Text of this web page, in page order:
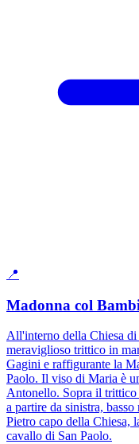
📍
Madonna col
All'interno della Chiesa di
meraviglioso trittico in
Gagini e raffigurante la
Paolo. Il viso di Maria è
Antonello. Sopra il trittico
a partire da sinistra,
Pietro capo della Chiesa,
cavallo di San Paolo.